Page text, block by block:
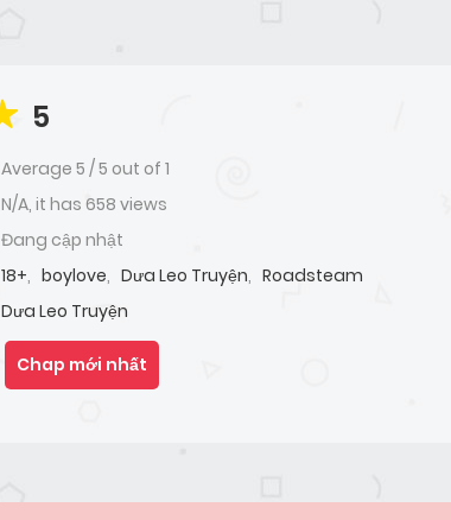
5
Average 5 /5 out of 1
N/A, it has 658 views
Đang cập nhật
18+, boylove, Dưa Leo Truyện, Roadsteam
Dưa Leo Truyện
Chap mới nhất